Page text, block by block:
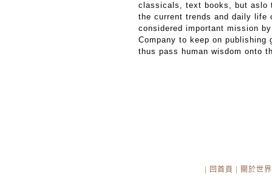
classicals, text books, but aslo
the current trends and daily life
considered important mission
Company to keep on publishing
thus pass human wisdom onto
回首頁 關於世界